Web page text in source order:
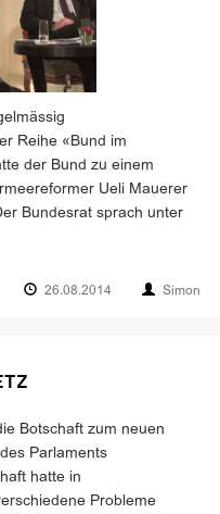
Reihe «Bund im
der Bund zu einem
Ueli Mauerer
Bundesrat sprach unter
26.08.2014 Simon
Botschaft zum neuen
Parlaments
hatte in
Probleme